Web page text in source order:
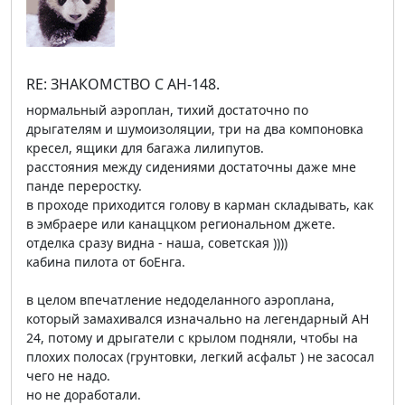
RE: ЗНАКОМСТВО С АН-148.
нормальный аэроплан, тихий достаточно по
дрыгателям и шумоизоляции, три на два компоновка
кресел, ящики для багажа лилипутов.
расстояния между сидениями достаточны даже мне
панде переростку.
в проходе приходится голову в карман складывать, как
в эмбраере или канаццком региональном джете.
отделка сразу видна - наша, советская ))))
кабина пилота от боЕнга.
в целом впечатление недоделанного аэроплана,
который замахивался изначально на легендарный АН
24, потому и дрыгатели с крылом подняли, чтобы на
плохих полосах (грунтовки, легкий асфальт ) не засосал
чего не надо.
но не доработали.